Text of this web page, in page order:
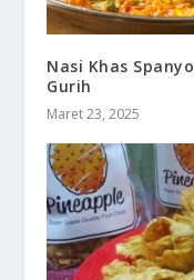
Nasi Khas
Gurih
Maret 23, 2025